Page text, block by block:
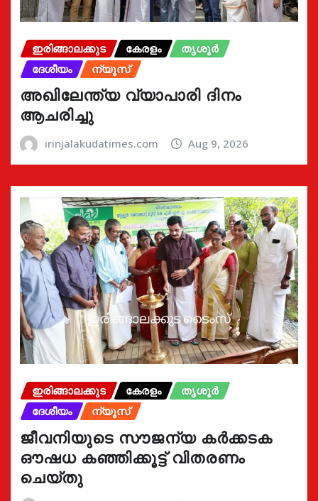
ഇരിങ്ങാലക്കുട കേരളം
തൃശൂർ
ദേശീയം
ന്യൂസ്
അഖിലേന്ത്യ വ്യാപാരി ദിനം
ആചരിച്ചു
irinjalakudatimes.com Aug 9, 2026
ഇരിങ്ങാലക്കുട കേരളം
തൃശൂർ
ദേശീയം
ന്യൂസ്
ജീവനിയുടെ സൗജന്യ കർക്കടക
ഔഷധ കഞ്ഞിക്കൂട്ട് വിതരണം
ചെയ്തു